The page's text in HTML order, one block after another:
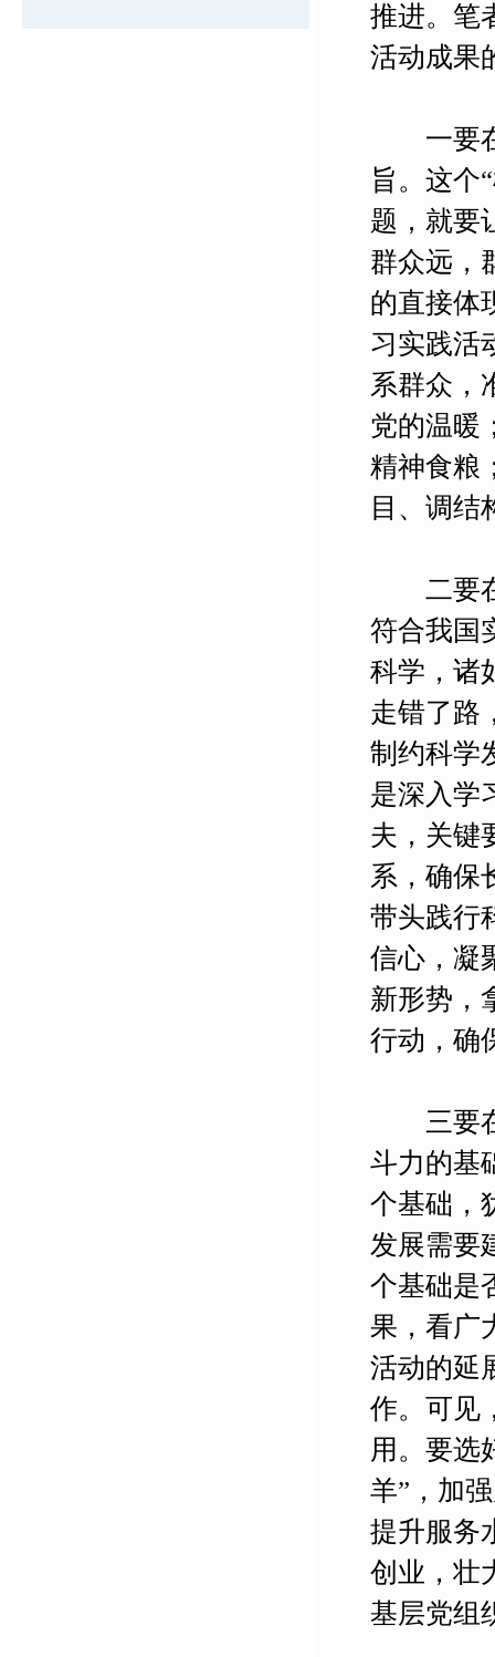
推进。笔
活动成果
一要在“
旨。这个
题，就要
群众远，
的直接体
习实践活
系群众，
党的温暖
精神食粮
目、调结
二要在“
符合我国
科学，诸
走错了路
制约科学
是深入学
夫，关键
系，确保
带头践行
信心，凝
新形势，
行动，确
三要在“
斗力的基
个基础，
发展需要
个基础是
果，看广
活动的延
作。可见
用。要选
羊”，加
提升服务
创业，壮
基层党组